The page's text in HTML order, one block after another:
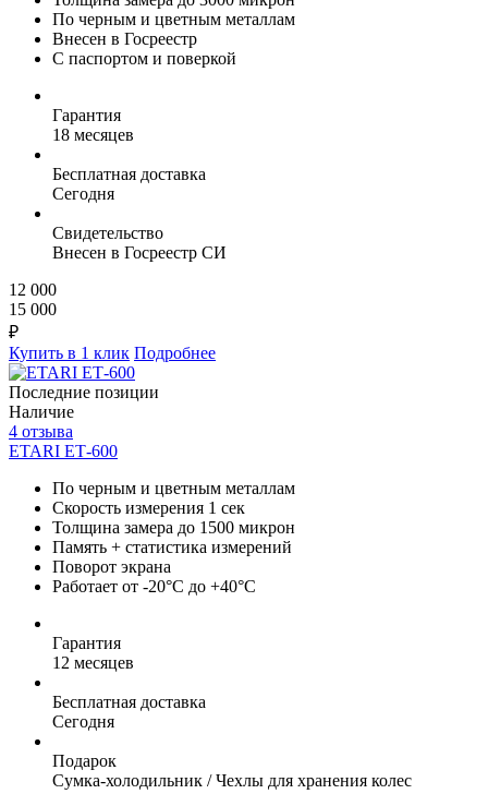
По черным и цветным металлам
Внесен в Госреестр
С паспортом и поверкой
Гарантия
18 месяцев
Бесплатная доставка
Сегодня
Свидетельство
Внесен в Госреестр СИ
12 000
15 000
₽
Купить в 1 клик Подробнее
Последние позиции
Наличие
4 отзыва
ETARI ЕТ-600
По черным и цветным металлам
Скорость измерения 1 сек
Толщина замера до 1500 микрон
Память + статистика измерений
Поворот экрана
Работает от -20°C до +40°C
Гарантия
12 месяцев
Бесплатная доставка
Сегодня
Подарок
Сумка-холодильник / Чехлы для хранения колес